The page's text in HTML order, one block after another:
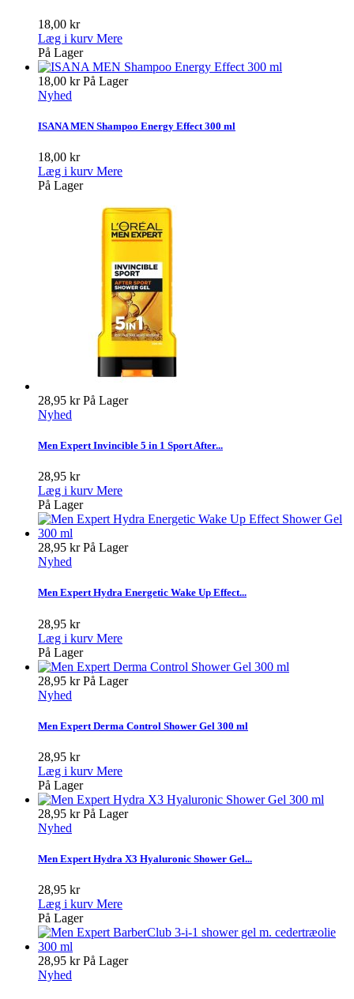
18,00 kr
Læg i kurv Mere
På Lager
18,00 krPå Lager
Nyhed
ISANA MEN Shampoo Energy Effect 300 ml
18,00 kr
Læg i kurv Mere
På Lager
28,95 krPå Lager
Nyhed
Men Expert Invincible 5 in 1 Sport After...
28,95 kr
Læg i kurv Mere
På Lager
28,95 krPå Lager
Nyhed
Men Expert Hydra Energetic Wake Up Effect...
28,95 kr
Læg i kurv Mere
På Lager
28,95 krPå Lager
Nyhed
Men Expert Derma Control Shower Gel 300 ml
28,95 kr
Læg i kurv Mere
På Lager
28,95 krPå Lager
Nyhed
Men Expert Hydra X3 Hyaluronic Shower Gel...
28,95 kr
Læg i kurv Mere
På Lager
28,95 krPå Lager
Nyhed